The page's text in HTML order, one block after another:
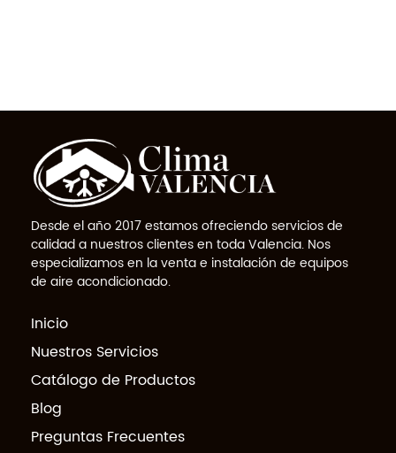
Desde el año 2017 estamos ofreciendo servicios de
calidad a nuestros clientes en toda Valencia. Nos
especializamos en la venta e instalación de equipos
de aire acondicionado.
Inicio
Nuestros Servicios
Catálogo de Productos
Blog
Preguntas Frecuentes